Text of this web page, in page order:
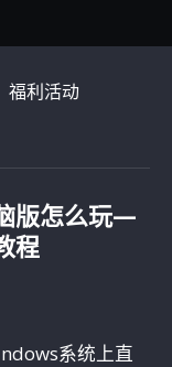
福利活动
版怎么玩—
程
系统上直